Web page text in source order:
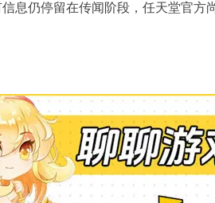
信息仍停留在传闻阶段，任天堂官方